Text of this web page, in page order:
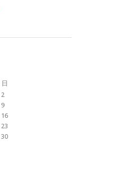
日
2
9
16
23
30